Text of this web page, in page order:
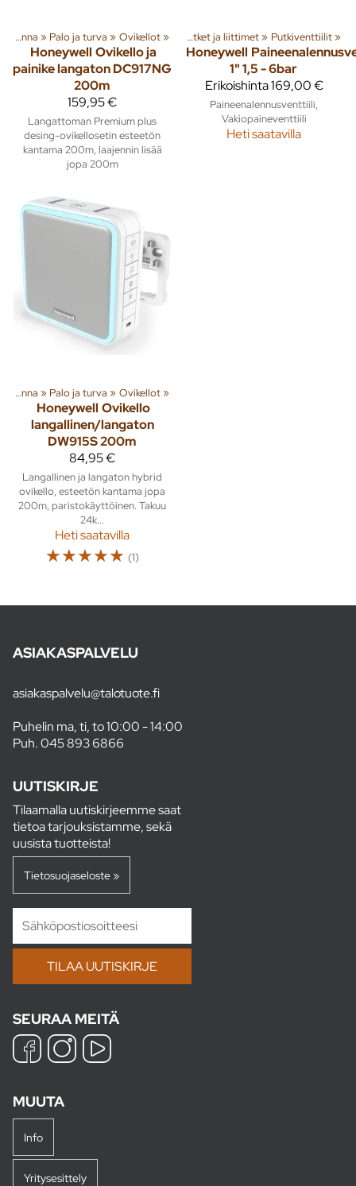
Rakenna ‪» Palo ja turva ‪» Ovikellot‪»
Honeywell Ovikello ja
painike langaton DC917NG
200m
159,95 €
Langattoman Premium plus
desing-ovikellosetin esteetön
kantama 200m, laajennin lisää
jopa 200m
Käyttövesiputket, kupariputket, komposiittiputket ja liittimet‪» Putkiventtiilit‪»
Honeywell
1" 1,5 - 6bar
Erikoishinta169,00 €
Paineenalennusventtiili,
Vakiopaineventtiili
Heti saatavilla
Rakenna ‪» Palo ja turva ‪» Ovikellot‪»
Honeywell Ovikello
langallinen/langaton
DW915S 200m
84,95 €
Langallinen ja langaton hybrid
ovikello, esteetön kantama jopa
200m, paristokäyttöinen. Takuu
24k...
Heti saatavilla
☆☆☆☆☆ (1)
ASIAKASPALVELU
asiakaspalvelu@talotuote.fi
Puhelin ma, ti, to 10:00 - 14:00
Puh.045 893 6866
UUTISKIRJE
Tilaamalla uutiskirjeemme saat
tietoa tarjouksistamme, sekä
uusista tuotteista!
Tietosuojaseloste »
SEURAA MEITÄ
MUUTA
Info
Yritysesittely